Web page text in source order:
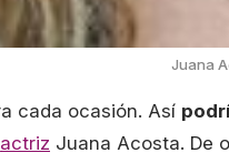
Juana
cada ocasión. Así
actriz Juana Acosta. De